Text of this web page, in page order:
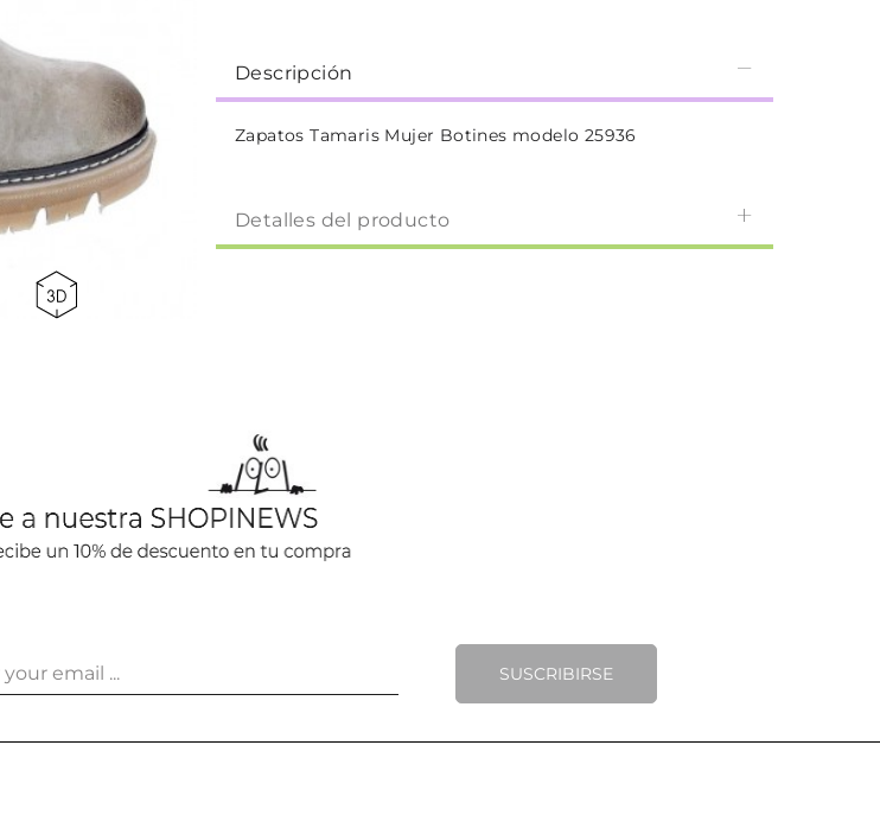
Descripción
Zapatos Tamaris Mujer Botines modelo 25936
Detalles del producto
SUSCRIBIRSE